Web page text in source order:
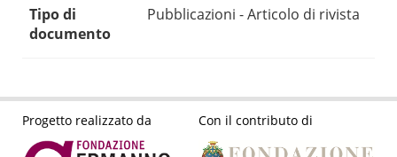
Tipo di
documento
Pubblicazioni - Articolo di rivista
Progetto realizzato da Con il contributo di